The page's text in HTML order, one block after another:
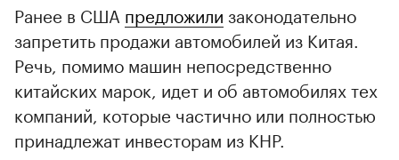
Ранее в США предложили законодательно
запретить продажи автомобилей из Китая.
Речь, помимо машин непосредственно
китайских марок, идет и об автомобилях тех
компаний, которые частично или полностью
принадлежат инвесторам из КНР.